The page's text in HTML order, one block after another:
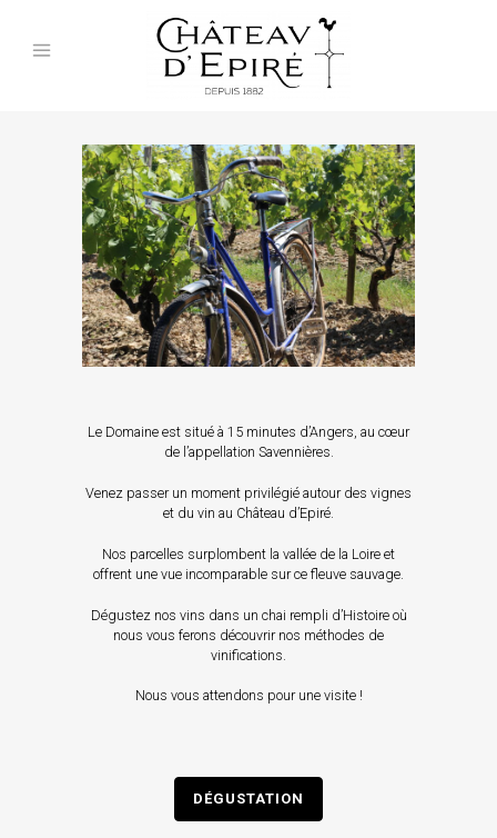
Le Domaine est situé à 15 minutes d’Angers, au cœur
de l’appellation Savennières.
Venez passer un moment privilégié autour des vignes
et du vin au Château d’Epiré.
Nos parcelles surplombent la vallée de la Loire et
offrent une vue incomparable sur ce fleuve sauvage.
Dégustez nos vins dans un chai rempli d’Histoire où
nous vous ferons découvrir nos méthodes de
vinifications.
Nous vous attendons pour une visite !
DÉGUSTATION